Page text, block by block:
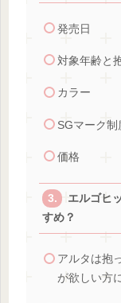
発売日
対象年齢と
カラー
SGマーク制
価格
エルゴヒ
すめ？
アルタは抱
が欲しい方